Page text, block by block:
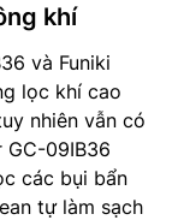
khí
và Funiki
lọc khí cao
nhiên vẫn có
GC-09IB36
các bụi bẩn
tự làm sạch